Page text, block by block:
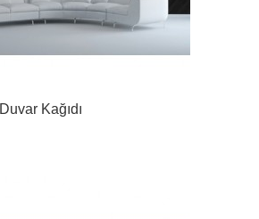
Kağıdı